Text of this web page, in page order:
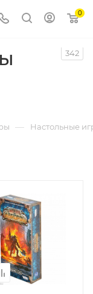
0
342
— Настольные